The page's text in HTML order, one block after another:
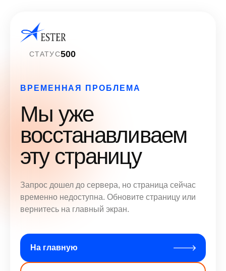
СТАТУС500
ВРЕМЕННАЯ ПРОБЛЕМА
Мы уже
восстанавливаем
эту страницу
Запрос дошел до сервера, но страница сейчас
временно недоступна. Обновите страницу или
вернитесь на главный экран.
На главную